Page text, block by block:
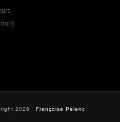
2026 · Françoise Pelenc